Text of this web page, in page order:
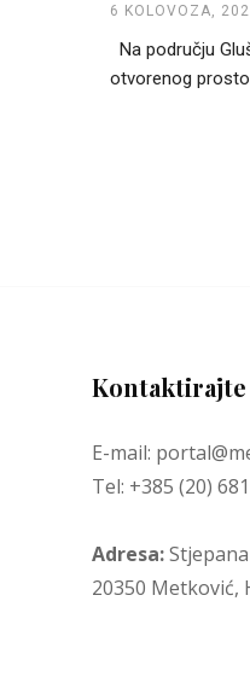
6 KOLOVOZA,
Na području
otvorenog
Kontaktirajte
E-mail:
Tel: +385 (20)
Adresa:
20350 Metković,